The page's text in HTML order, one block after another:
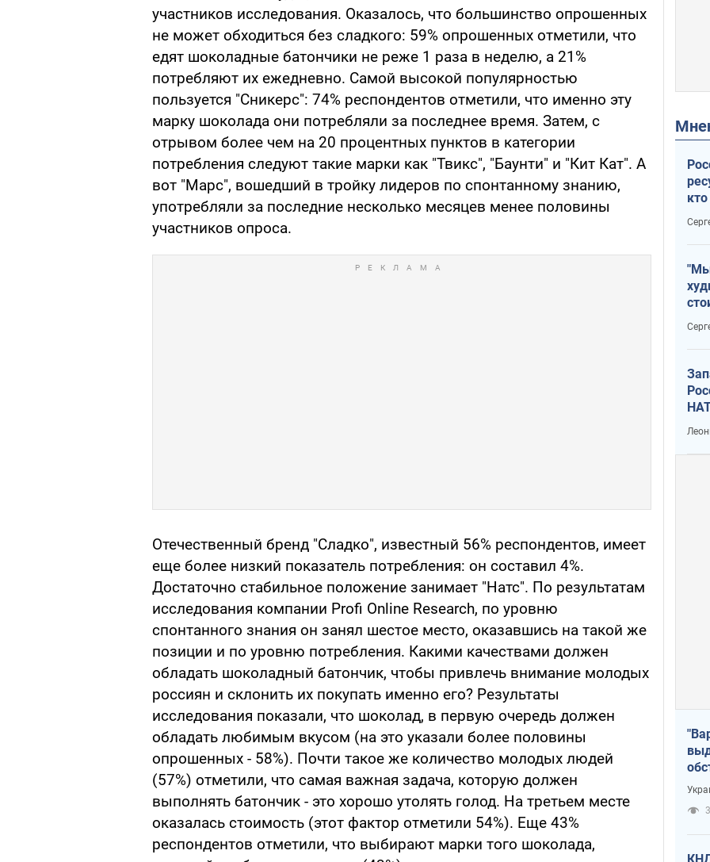
участников исследования. Оказалось, что большинство опрошенных
не может обходиться без сладкого: 59% опрошенных отметили, что
едят шоколадные батончики не реже 1 раза в неделю, а 21%
потребляют их ежедневно. Самой высокой популярностью
пользуется "Сникерс": 74% респондентов отметили, что именно эту
марку шоколада они потребляли за последнее время. Затем, с
отрывом более чем на 20 процентных пунктов в категории
потребления следуют такие марки как "Твикс", "Баунти" и "Кит Кат". А
вот "Марс", вошедший в тройку лидеров по спонтанному знанию,
употребляли за последние несколько месяцев менее половины
участников опроса.
Отечественный бренд "Сладко", известный 56% респондентов, имеет
еще более низкий показатель потребления: он составил 4%.
Достаточно стабильное положение занимает "Натс". По результатам
исследования компании Profi Online Research, по уровню
спонтанного знания он занял шестое место, оказавшись на такой же
позиции и по уровню потребления. Какими качествами должен
обладать шоколадный батончик, чтобы привлечь внимание молодых
россиян и склонить их покупать именно его? Результаты
исследования показали, что шоколад, в первую очередь должен
обладать любимым вкусом (на это указали более половины
опрошенных - 58%). Почти такое же количество молодых людей
(57%) отметили, что самая важная задача, которую должен
выполнять батончик - это хорошо утолять голод. На третьем месте
оказалась стоимость (этот фактор отметили 54%). Еще 43%
респондентов отметили, что выбирают марки того шоколада,